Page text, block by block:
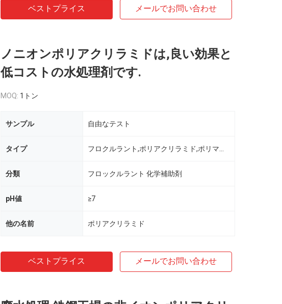
ベストプライス メールでお問い合わせ
ノニオンポリアクリラミドは,良い効果と
低コストの水処理剤です.
MOQ: 1トン
サンプル 自由なテスト
タイプ
分類 フロックルラント 化学補助剤
pH値 ≥7
他の名前 ポリアクリラミド
ベストプライス メールでお問い合わせ